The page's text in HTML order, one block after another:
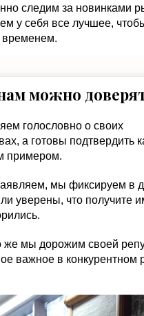
следим за новинками
у себя все лучшее,
временем.
можно
голословно о своих
а готовы подтвердить
примером.
мы фиксируем в
уверены, что получите
же мы дорожим своей
важное в конкурентном